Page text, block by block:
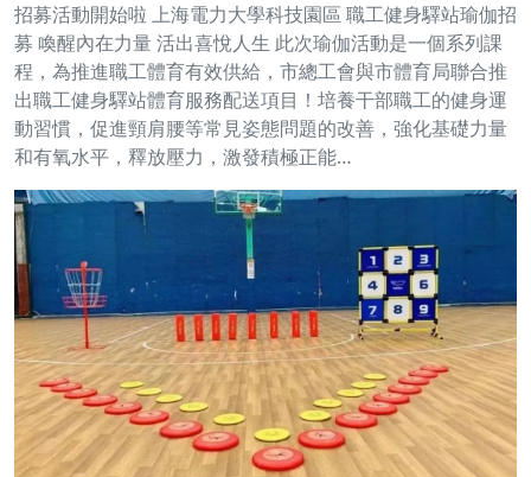
招募活動開始啦 上海電力大學科技園區 職工健身驛站瑜伽招
募 喚醒內在力量 活出喜悅人生 此次瑜伽活動是一個系列課
程，為推進職工體育有效供給，市總工會與市體育局聯合推
出職工健身驛站體育服務配送項目！培養干部職工的健身運
動習慣，促進頸肩腰等常見姿態問題的改善，強化基礎力量
和有氧水平，釋放壓力，激發積極正能…